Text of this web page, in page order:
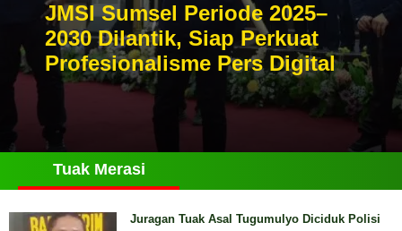
JMSI Sumsel Periode 2025–
2030 Dilantik, Siap Perkuat
Profesionalisme Pers Digital
Tuak Merasi
Juragan Tuak Asal Tugumulyo Diciduk Polisi